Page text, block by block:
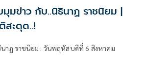
มุมข่าว กับ..นิธินาฏ ราชนิยม |
สะดุด..!
าฏ ราชนิยม : วันพฤหัสบดีที่ 6 สิงหาคม